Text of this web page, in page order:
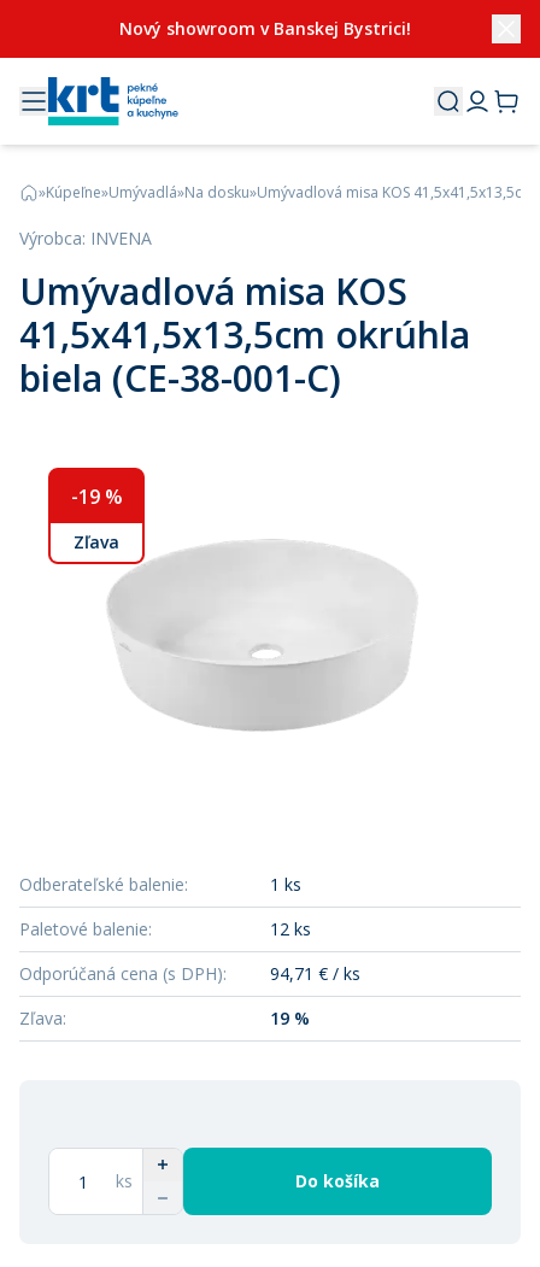
Nový showroom v Banskej Bystrici!
»Kúpeľne»Umývadlá»Na dosku»Umývadlová misa KOS
Výrobca: INVENA
Umývadlová misa KOS
41,5x41,5x13,5cm okrúhla
biela (CE-38-001-C)
-19%
Zľava
Odberateľské balenie:
1 ks
Paletové balenie:
12 ks
Odporúčaná cena (s DPH):
94,71 € / ks
Zľava: 19 %
ks Do košíka